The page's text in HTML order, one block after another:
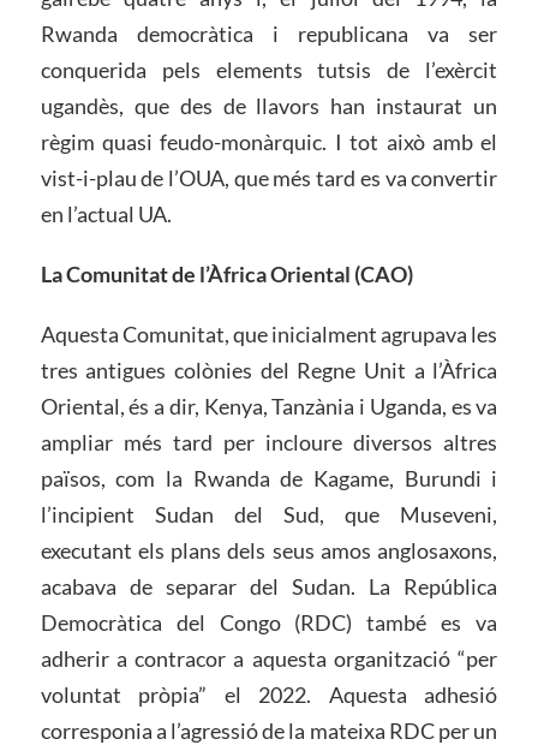
Rwanda democràtica i republicana va ser
conquerida pels elements tutsis de l’exèrcit
ugandès, que des de llavors han instaurat un
règim quasi feudo-monàrquic. I tot això amb el
vist-i-plau de l’OUA, que més tard es va convertir
en l’actual UA.
La Comunitat de l’Àfrica Oriental (CAO)
Aquesta Comunitat, que inicialment agrupava les
tres antigues colònies del Regne Unit a l’Àfrica
Oriental, és a dir, Kenya, Tanzània i Uganda, es va
ampliar més tard per incloure diversos altres
països, com la Rwanda de Kagame, Burundi i
l’incipient Sudan del Sud, que Museveni,
executant els plans dels seus amos anglosaxons,
acabava de separar del Sudan. La República
Democràtica del Congo (RDC) també es va
adherir a contracor a aquesta organització “per
voluntat pròpia” el 2022. Aquesta adhesió
corresponia a l’agressió de la mateixa RDC per un